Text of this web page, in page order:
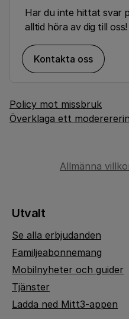
Har du inte hittat svar
alltid höra av dig till oss!
Kontakta oss
Policy mot missbruk
Överklaga ett
Allmänna
Utvalt
Se alla erbjudanden
Familjeabonnemang
Mobilnyheter och guider
Tjänster
Ladda ned Mitt3-appen